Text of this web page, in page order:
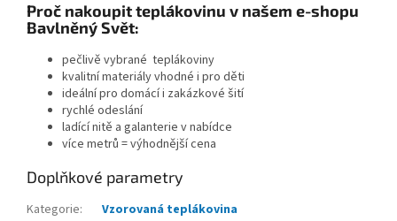
Proč nakoupit teplákovinu v našem e-shopu
Bavlněný Svět:
pečlivě vybrané teplákoviny
kvalitní materiály vhodné i pro děti
ideální pro domácí i zakázkové šití
rychlé odeslání
ladící nitě a galanterie v nabídce
více metrů = výhodnější cena
Doplňkové parametry
Kategorie:
Vzorovaná teplákovina